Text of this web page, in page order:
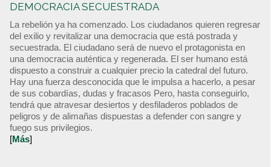
DEMOCRACIA SECUESTRADA
La rebelión ya ha comenzado. Los ciudadanos quieren regresar
del exilio y revitalizar una democracia que está postrada y
secuestrada. El ciudadano será de nuevo el protagonista en
una democracia auténtica y regenerada. El ser humano está
dispuesto a construir a cualquier precio la catedral del futuro.
Hay una fuerza desconocida que le impulsa a hacerlo, a pesar
de sus cobardías, dudas y fracasos Pero, hasta conseguirlo,
tendrá que atravesar desiertos y desfiladeros poblados de
peligros y de alimañas dispuestas a defender con sangre y
fuego sus privilegios.
[Más]